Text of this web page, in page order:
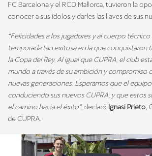
FC Barcelona y el RCD Mallorca, tuvieron la
conocer a sus ídolos y darles las llaves de sus
“Felicidades a los jugadores y al cuerpo
temporada tan exitosa en la que conquistaron
la Copa del Rey. Al igual que CUPRA, el club
mundo a través de su ambición y compromiso
nuevas generaciones. Esperamos que el
conduciendo sus nuevos CUPRA, y que estos
el camino hacia el éxito”, declaró Ignasi Prieto ,
de CUPRA.